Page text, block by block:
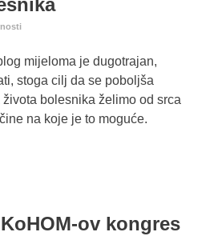
mijeloma je dugotrajan,
stoga cilj da se poboljša
života bolesnika želimo od srca
na koje je to moguće.
ov kongres